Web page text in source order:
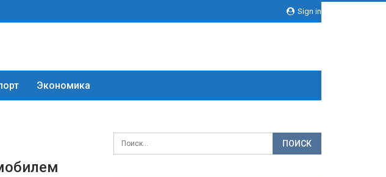
Sign in
Экономика